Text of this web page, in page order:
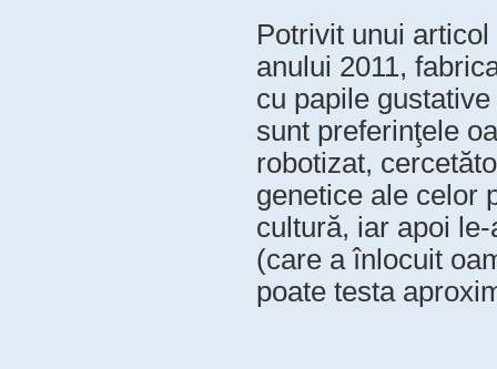
Potrivit unui
anului 2011,
cu papile
sunt preferinţele
robotizat,
genetice ale celor
cultură, iar apoi
(care a înlocuit
poate testa